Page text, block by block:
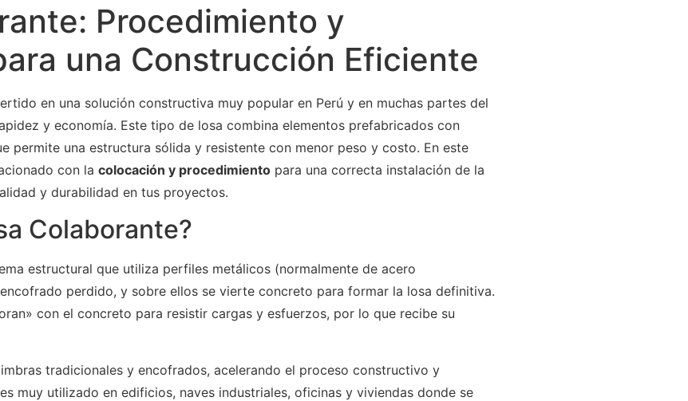
Procedimiento y
una Construcción Eficiente
en una solución constructiva muy popular en Perú y en muchas partes del
y economía. Este tipo de losa combina elementos prefabricados con
permite una estructura sólida y resistente con menor peso y costo. En este
con la colocación y procedimiento para una correcta instalación de la
y durabilidad en tus proyectos.
Colaborante?
estructural que utiliza perfiles metálicos (normalmente de acero
perdido, y sobre ellos se vierte concreto para formar la losa definitiva.
con el concreto para resistir cargas y esfuerzos, por lo que recibe su
tradicionales y encofrados, acelerando el proceso constructivo y
muy utilizado en edificios, naves industriales, oficinas y viviendas donde se